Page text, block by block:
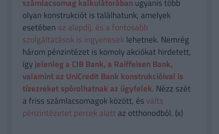
számlacsomag kalkulátorában ugyanis több
olyan konstrukciót is találhatunk, amelyek
esetében az alapdíj, és a fontosabb
szolgáltatások is ingyenesek lehetnek. Nemrég
három pénzintézet is komoly akciókat hirdetett,
ígyjelenleg a CIB Bank, a Raiffeisen Bank,
valamint az UniCredit Bank konstrukcióival is
tízezreket spórolhatnak az ügyfelek. Nézz szét
a friss számlacsomagok között, és válts
pénzintézetet percek alattaz otthonodból. (x)